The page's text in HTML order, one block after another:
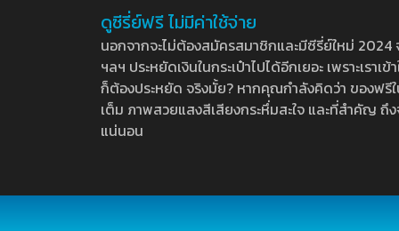
ดูซีรี่ย์ฟรี ไม่มีค่าใช้จ่าย
นอกจากจะไม่ต้องสมัครสมาชิกและมีซีรี่ย์ใหม่
ฯลฯ ประหยัดเงินในกระเป๋าไปได้อีกเยอะ เพราะเร
ก็ต้องประหยัด จริงมั้ย? หากคุณกำลังคิดว่า ของฟ
เต็ม ภาพสวยแสงสีเสียงกระหึ่มสะใจ และที่สำคัญ
แน่นอน